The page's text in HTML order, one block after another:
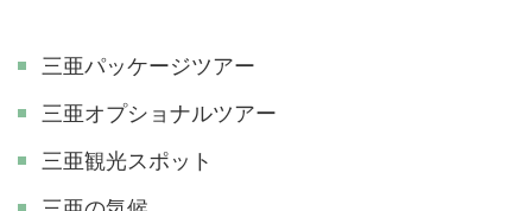
三亜パッケージツアー
三亜オプショナルツアー
三亜観光スポット